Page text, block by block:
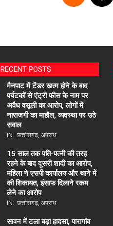
RECENT POSTS
मैनपाट में टेंडर खत्म होने के बाद
पर्यटकों से एंट्री फीस के नाम पर
अवैध वसूली का आरोप, लोगों में
नाराजगी का माहौल, व्यवस्था पर उठे
सवाल
IN: छत्तीसगढ़ अपराध
15 साल तक पति-पत्नी की तरह
रहने के बाद दूसरी शादी का आरोप,
महिला ने एसपी कार्यालय और थाने में
की शिकायत, इंसाफ दिलाने रकम
लेने का आरोप
IN: छत्तीसगढ़ अपराध
सावन में टला बड़ा हादसा, पारागांव